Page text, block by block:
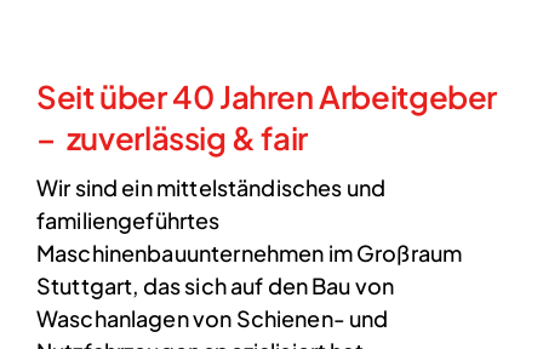
Seit über 40 Jahren Arbeitgeber
– zuverlässig & fair
Wir sind ein mittelständisches und
familiengeführtes
Maschinenbauunternehmen im Großraum
Stuttgart, das sich auf den Bau von
Waschanlagen von Schienen- und